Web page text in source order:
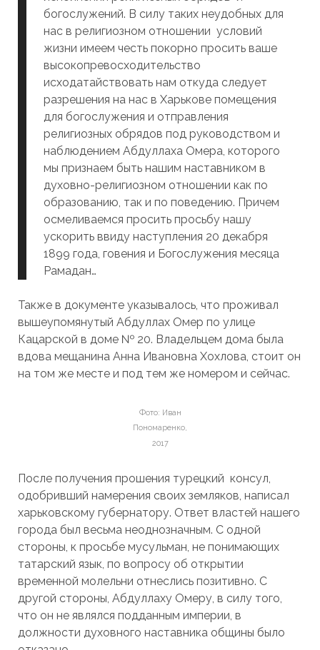
богослужений. В силу таких неудобных для
нас в религиозном отношении условий
жизни имеем честь покорно просить ваше
высокопревосходительство
исходатайствовать нам откуда следует
разрешения на нас в Харькове помещения
для богослужения и отправления
религиозных обрядов под руководством и
наблюдением Абдуллаха Омера, которого
мы признаем быть нашим наставником в
духовно-религиозном отношении как по
образованию, так и по поведению. Причем
осмеливаемся просить просьбу нашу
ускорить ввиду наступления 20 декабря
1899 года, говения и Богослужения месяца
Рамадан…
Также в документе указывалось, что проживал
вышеупомянутый Абдуллах Омер по улице
Кацарской в доме № 20. Владельцем дома была
вдова мещанина Анна Ивановна Хохлова, стоит он
на том же месте и под тем же номером и сейчас.
Фото: Иван
Пономаренко,
2017
После получения прошения турецкий консул,
одобривший намерения своих земляков, написал
харьковскому губернатору. Ответ властей нашего
города был весьма неоднозначным. С одной
стороны, к просьбе мусульман, не понимающих
татарский язык, по вопросу об открытии
временной молельни отнеслись позитивно. С
другой стороны, Абдуллаху Омеру, в силу того,
что он не являлся подданным империи, в
должности духовного наставника общины было